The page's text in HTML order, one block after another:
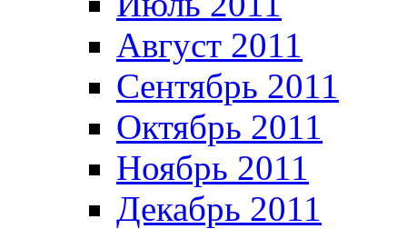
Август 2011
Сентябрь 2011
Октябрь 2011
Ноябрь 2011
Декабрь 2011